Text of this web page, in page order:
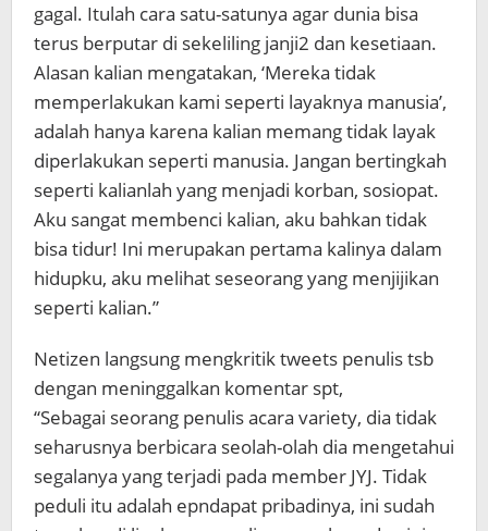
gagal. Itulah cara satu-satunya agar dunia bisa
terus berputar di sekeliling janji2 dan kesetiaan.
Alasan kalian mengatakan, ‘Mereka tidak
memperlakukan kami seperti layaknya manusia’,
adalah hanya karena kalian memang tidak layak
diperlakukan seperti manusia. Jangan bertingkah
seperti kalianlah yang menjadi korban, sosiopat.
Aku sangat membenci kalian, aku bahkan tidak
bisa tidur! Ini merupakan pertama kalinya dalam
hidupku, aku melihat seseorang yang menjijikan
seperti kalian.”
Netizen langsung mengkritik tweets penulis tsb
dengan meninggalkan komentar spt,
“Sebagai seorang penulis acara variety, dia tidak
seharusnya berbicara seolah-olah dia mengetahui
segalanya yang terjadi pada member JYJ. Tidak
peduli itu adalah epndapat pribadinya, ini sudah